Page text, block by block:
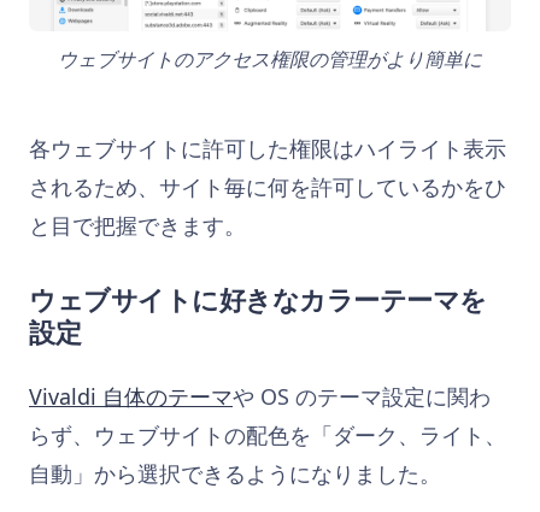
ウェブサイトのアクセス権限の管理がより簡単に
各ウェブサイトに許可した権限はハイライト表示
されるため、サイト毎に何を許可しているかをひ
と目で把握できます。
ウェブサイトに好きなカラーテーマを
設定
Vivaldi 自体のテーマや OS のテーマ設定に関わ
らず、ウェブサイトの配色を「ダーク、ライト、
自動」から選択できるようになりました。